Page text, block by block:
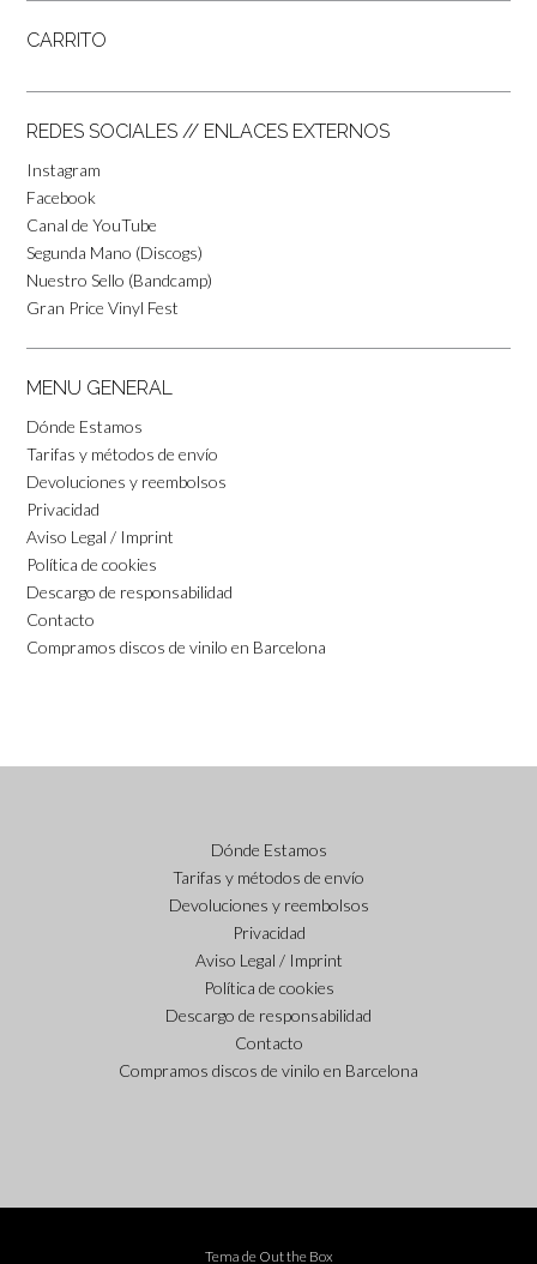
CARRITO
REDES SOCIALES // ENLACES EXTERNOS
Instagram
Facebook
Canal de YouTube
Segunda Mano (Discogs)
Nuestro Sello (Bandcamp)
Gran Price Vinyl Fest
MENU GENERAL
Dónde Estamos
Tarifas y métodos de envío
Devoluciones y reembolsos
Privacidad
Aviso Legal / Imprint
Política de cookies
Descargo de responsabilidad
Contacto
Compramos discos de vinilo en Barcelona
Dónde Estamos
Tarifas y métodos de envío
Devoluciones y reembolsos
Privacidad
Aviso Legal / Imprint
Política de cookies
Descargo de responsabilidad
Contacto
Compramos discos de vinilo en Barcelona
Tema de Out the Box